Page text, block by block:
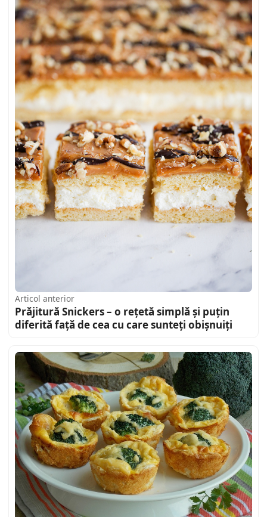
Articol anterior
Prăjitură Snickers – o rețetă simplă și puțin
diferită față de cea cu care sunteți obișnuiți